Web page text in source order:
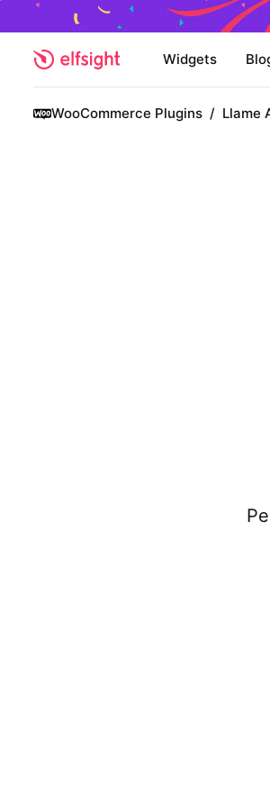
Widgets
WooCommerce Plugins / Llame